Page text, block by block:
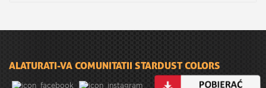
ALATURATI-VA COMUNITATII STARDUST COLORS